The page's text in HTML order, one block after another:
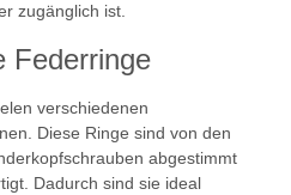
zugänglich ist.
Federringe
verschiedenen
Diese Ringe sind von den
abgestimmt
Dadurch sind sie ideal